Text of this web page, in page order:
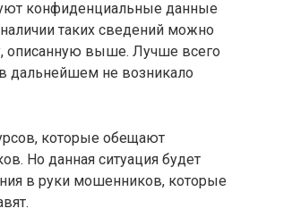
конфиденциальные данные
таких сведений можно
описанную выше. Лучше всего
дальнейшем не возникало
которые обещают
Но данная ситуация будет
в руки мошенников, которые